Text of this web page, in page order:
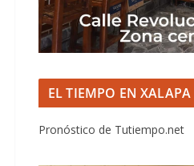
EL TIEMPO EN XALAPA
Pronóstico de Tutiempo.net